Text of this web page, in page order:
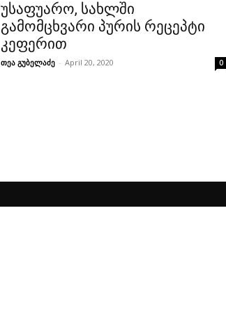
უსაფუარო, სახლში
გამომცხვარი პურის რეცეპტი
კეფერით
თეა გუბელაძე - April 20, 2020 0